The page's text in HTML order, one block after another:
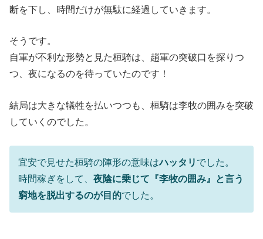
断を下し、時間だけが無駄に経過していきます。
そうです。
自軍が不利な形勢と見た桓騎は、趙軍の突破口を探りつ
つ、夜になるのを待っていたのです！
結局は大きな犠牲を払いつつも、桓騎は李牧の囲みを突破
していくのでした。
宜安で見せた桓騎の陣形の意味はハッタリ でした。
時間稼ぎをして、 夜陰に乗じて『李牧の囲み』と言う
窮地を脱出するのが目的でした。